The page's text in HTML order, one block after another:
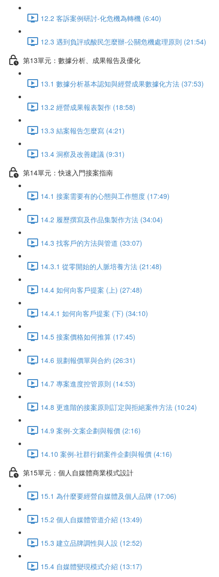
12.2 客訴案例研討-化危機為轉機 (6:40)
12.3 遇到負評或酸民怎麼辦-公關危機處理原則 (21:54)
第13單元：數據分析、成果報告及優化
13.1 數據分析基本認知與經營成果數據化方法 (37:53)
13.2 經營成果報表製作 (18:58)
13.3 結案報告怎麼寫 (4:21)
13.4 洞察及改善建議 (9:31)
第14單元：快速入門接案指南
14.1 接案需要有的心態與工作態度 (17:49)
14.2 履歷撰寫及作品集製作方法 (34:04)
14.3 找客戶的方法與管道 (33:07)
14.3.1 從零開始的人脈培養方法 (21:48)
14.4 如何向客戶提案 (上) (27:48)
14.4.1 如何向客戶提案 (下) (34:10)
14.5 接案價格如何推算 (17:45)
14.6 規劃報價單與合約 (26:31)
14.7 專案進度控管原則 (14:53)
14.8 更進階的接案原則訂定與拒絕案件方法 (10:24)
14.9 案例-文案企劃與報價 (2:16)
14.10 案例-社群行銷案件企劃與報價 (4:16)
第15單元：個人自媒體商業模式設計
15.1 為什麼要經營自媒體及個人品牌 (17:06)
15.2 個人自媒體管道介紹 (13:49)
15.3 建立品牌調性與人設 (12:52)
15.4 自媒體變現模式介紹 (13:17)